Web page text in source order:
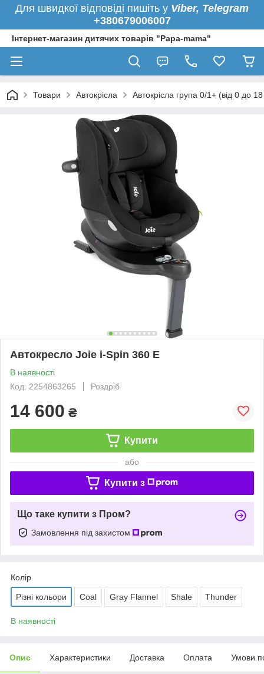
Для швидкої відповіді пишіть у Viber, Telegram
+380679006007
Інтернет-магазин дитячих товарів "Papa-mama"
Товари Автокрісла Автокрісла група 0/1+ (від 0 до
Автокресло Joie i-Spin 360 E
В наявності
Код: 2254863265
Роздріб
14 600 ₴
Купити
або
Купити з
Що таке купити з Пром?
Замовлення під захистом
Колір
Різні кольори Coal Gray Flannel Shale Thunder
В наявності
Опис Характеристики Доставка Оплата Умови